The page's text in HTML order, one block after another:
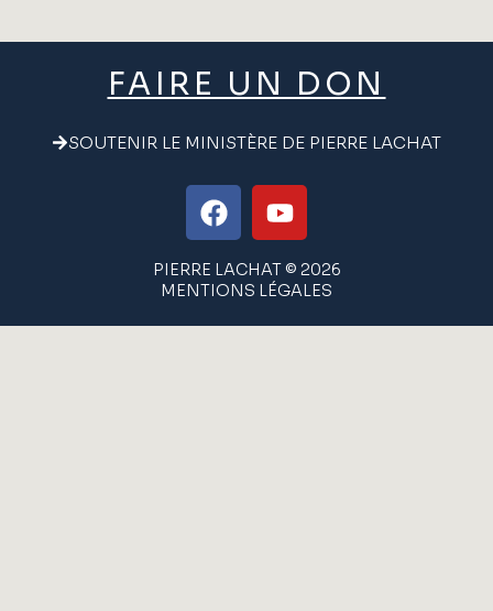
FAIRE UN DON
SOUTENIR LE MINISTÈRE DE PIERRE LACHAT
PIERRE LACHAT © 2026
MENTIONS LÉGALES